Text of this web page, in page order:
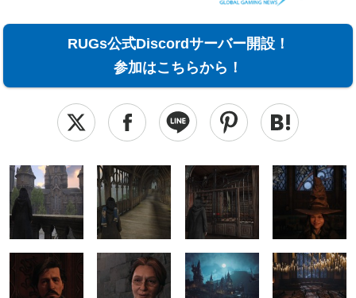
RUGs公式Discordサーバー開設！
参加はこちらから！